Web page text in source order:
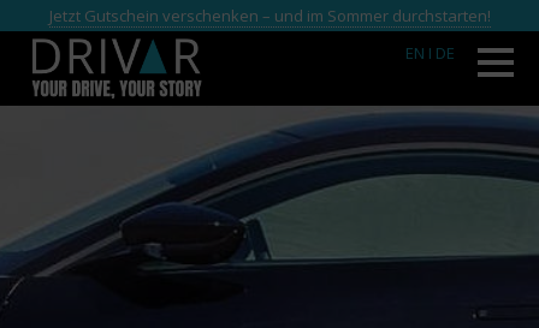
Jetzt Gutschein verschenken – und im Sommer durchstarten!
EN I DE